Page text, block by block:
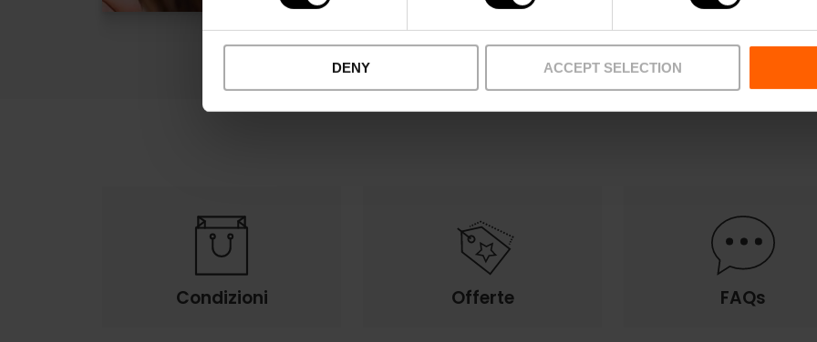
DENY ACCEPT SELECTION
Condizioni Offerte FAQs